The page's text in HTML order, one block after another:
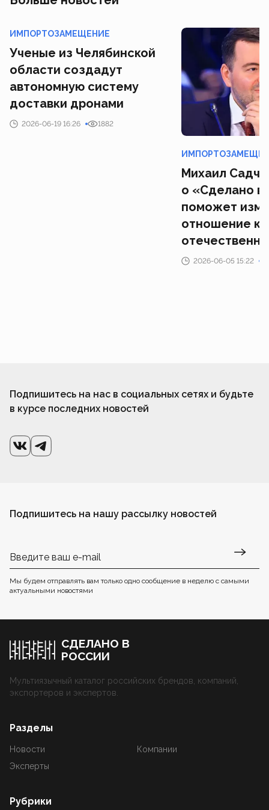
ИМПОРТОЗАМЕЩЕНИЕ
Ученые из Челябинской
области создадут
автономную систему
доставки дронами
2026-06-19 16:26 1882
Михаил
о «Сделано в
поможет
отношение к
2026-06-05 15:22
Подпишитесь на нас в социальных сетях и будьте
в курсе последних новостей
Подпишитесь на нашу рассылку новостей
Мы будем отправлять вам только одно сообщение в неделю с самыми
актуальными новостями
СДЕЛАНО В
РОССИИ
Мультиязычный каталог российских брендов, компаний,
экспортеров и экспертов.
Разделы
Новости
Компании
Эксперты
Рубрики